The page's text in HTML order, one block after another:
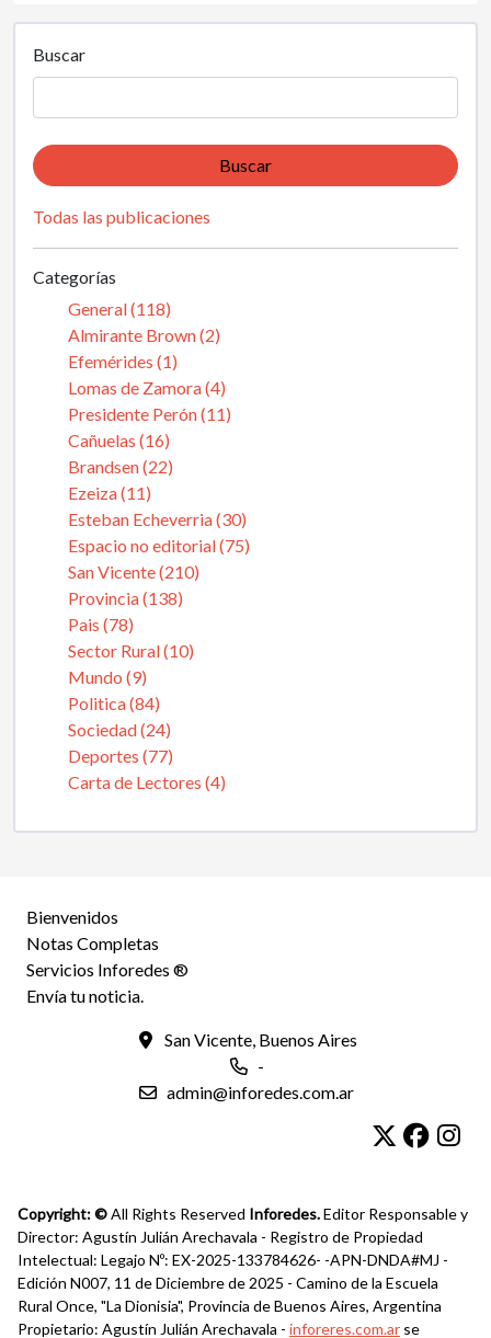
Buscar
Buscar
Todas las publicaciones
Categorías
General (118)
Almirante Brown (2)
Efemérides (1)
Lomas de Zamora (4)
Presidente Perón (11)
Cañuelas (16)
Brandsen (22)
Ezeiza (11)
Esteban Echeverria (30)
Espacio no editorial (75)
San Vicente (210)
Provincia (138)
Pais (78)
Sector Rural (10)
Mundo (9)
Politica (84)
Sociedad (24)
Deportes (77)
Carta de Lectores (4)
Bienvenidos
Notas Completas
Servicios Inforedes ®
Envía tu noticia.
San Vicente, Buenos Aires
-
admin@inforedes.com.ar
Copyright: ©All Rights Reserved Inforedes.Editor Responsable y
Director: Agustín Julián Arechavala - Registro de Propiedad
Intelectual: Legajo Nº: EX-2025-133784626- -APN-DNDA#MJ -
Edición N007, 11 de Diciembre de 2025 - Camino de la Escuela
Rural Once, "La Dionisia", Provincia de Buenos Aires, Argentina
Propietario: Agustín Julián Arechavala - inforeres.com.ar se